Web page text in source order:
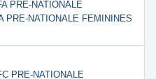
PRE-NATIONALE
PRE-NATIONALE FEMININES
PRE-NATIONALE